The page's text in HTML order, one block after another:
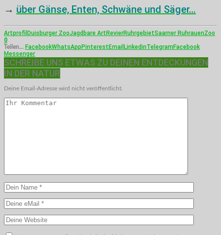
→ über Gänse, Enten, Schwäne und Säger…
Artprofil Duisburger ZooJagdbare Art RevierRuhrgebietSaarner RuhrauenZoo
0
Teilen... FacebookWhatsApp Pinterest Email LinkedinTelegramFacebook
Messenger
SCHREIBE UNS ETWAS ZU DEINEN ENTDECKUNGEN
IN DER NATUR
Deine Email-Adresse wird nicht veröffentlicht.